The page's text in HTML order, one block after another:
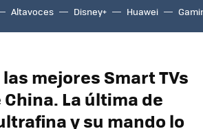
Altavoces Disney+ Huawei
mejores Smart TVs
La última de
y su mando lo